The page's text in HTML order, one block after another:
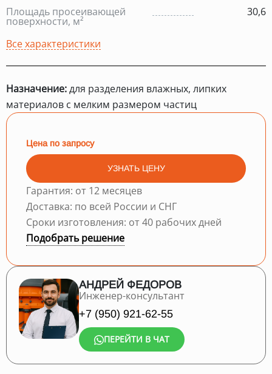
Площадь просеивающей
поверхности, м²
30,6
Все характеристики
Назначение:для разделения влажных, липких
материалов с мелким размером частиц
Цена по запросу
УЗНАТЬ ЦЕНУ
Гарантия: от 12 месяцев
Доставка: по всей России и СНГ
Сроки изготовления: от 40 рабочих дней
Подобрать решение
АНДРЕЙ ФЕДОРОВ
Инженер-консультант
+7 (950) 921-62-55
ПЕРЕЙТИ В ЧАТ